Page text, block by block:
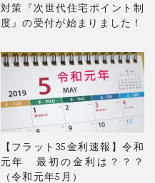
対策『次世代住宅ポイント制
度』の受付が始まりました！
【フラット35金利速報】令和
元年 最初の金利は？？？
（令和元年5月）